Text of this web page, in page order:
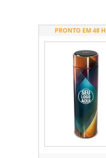
PRONTO EM 48